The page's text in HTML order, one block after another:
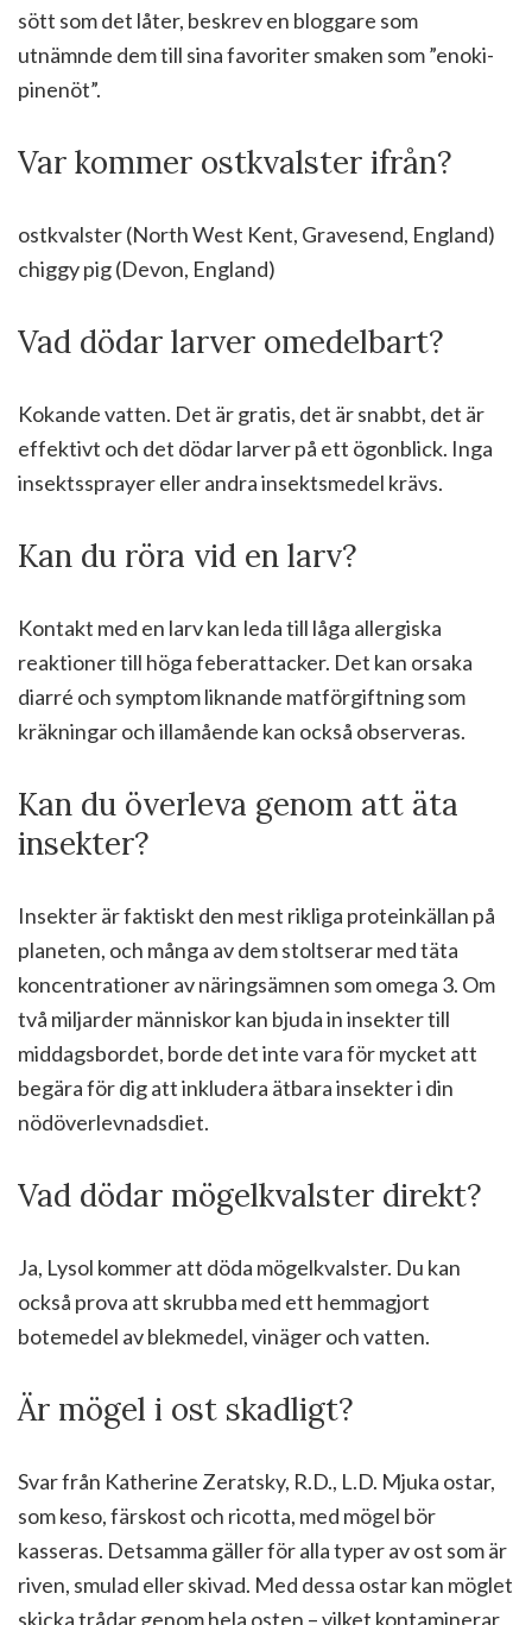
sött som det låter, beskrev en bloggare som
utnämnde dem till sina favoriter smaken som ”enoki-
pinenöt”.
Var kommer ostkvalster ifrån?
ostkvalster (North West Kent, Gravesend, England)
chiggy pig (Devon, England)
Vad dödar larver omedelbart?
Kokande vatten. Det är gratis, det är snabbt, det är
effektivt och det dödar larver på ett ögonblick. Inga
insektssprayer eller andra insektsmedel krävs.
Kan du röra vid en larv?
Kontakt med en larv kan leda till låga allergiska
reaktioner till höga feberattacker. Det kan orsaka
diarré och symptom liknande matförgiftning som
kräkningar och illamående kan också observeras.
Kan du överleva genom att äta
insekter?
Insekter är faktiskt den mest rikliga proteinkällan på
planeten, och många av dem stoltserar med täta
koncentrationer av näringsämnen som omega 3. Om
två miljarder människor kan bjuda in insekter till
middagsbordet, borde det inte vara för mycket att
begära för dig att inkludera ätbara insekter i din
nödöverlevnadsdiet.
Vad dödar mögelkvalster direkt?
Ja, Lysol kommer att döda mögelkvalster. Du kan
också prova att skrubba med ett hemmagjort
botemedel av blekmedel, vinäger och vatten.
Är mögel i ost skadligt?
Svar från Katherine Zeratsky, R.D., L.D. Mjuka ostar,
som keso, färskost och ricotta, med mögel bör
kasseras. Detsamma gäller för alla typer av ost som är
riven, smulad eller skivad. Med dessa ostar kan möglet
skicka trådar genom hela osten – vilket kontaminerar